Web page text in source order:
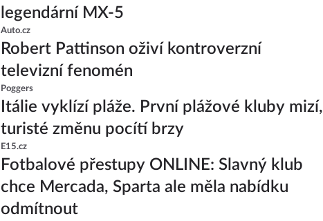
legendární MX-5
Auto.cz
Robert Pattinson oživí kontroverzní
televizní fenomén
Poggers
Itálie vyklízí pláže. První plážové kluby mizí,
turisté změnu pocítí brzy
E15.cz
Fotbalové přestupy ONLINE: Slavný klub
chce Mercada, Sparta ale měla nabídku
odmítnout